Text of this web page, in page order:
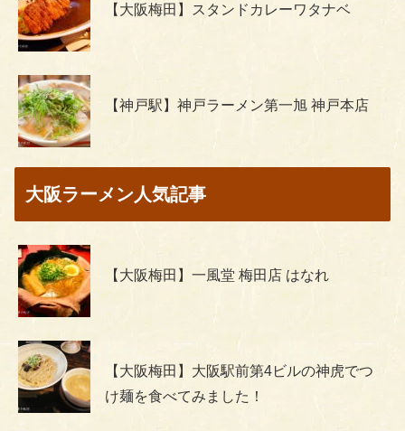
【大阪梅田】スタンドカレーワタナベ
【神戸駅】神戸ラーメン第一旭 神戸本店
大阪ラーメン人気記事
【大阪梅田】一風堂 梅田店 はなれ
【大阪梅田】大阪駅前第4ビルの神虎でつ
け麺を食べてみました！